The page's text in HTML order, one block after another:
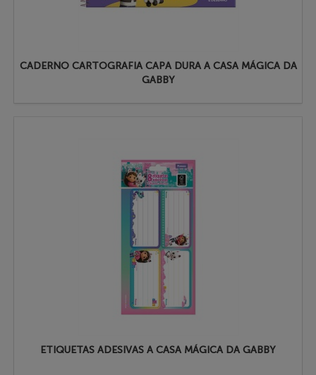
CADERNO CARTOGRAFIA CAPA DURA A CASA MÁGICA DA
GABBY
ETIQUETAS ADESIVAS A CASA MÁGICA DA GABBY